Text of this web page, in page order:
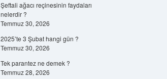
Şeftali ağacı reçinesinin faydaları
nelerdir ?
Temmuz 30, 2026
2025’te 3 Şubat hangi gün ?
Temmuz 30, 2026
Tek parantez ne demek ?
Temmuz 28, 2026